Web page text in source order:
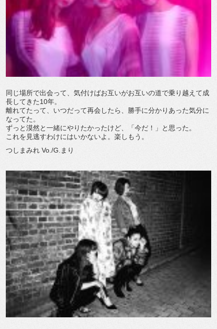
同じ場所で出会って、気付けばお互いがお互いの道で乗り越えて成
長してきた10年。
離れてたって、いつだって再会したら、勝手に分かりあった気分に
なってた。
ずっと漠然と一緒にやりたかったけど、「今だ！」と思った。
これを見逃すわけにはいかないよ。楽しもう。
つしまみれ Vo./G.まり